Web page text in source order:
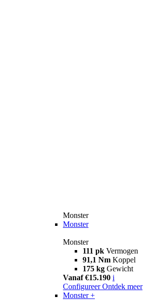
Monster
Monster
Monster
111 pk Vermogen
91,1 Nm Koppel
175 kg Gewicht
Vanaf €15.190 i
Configureer Ontdek meer
Monster +